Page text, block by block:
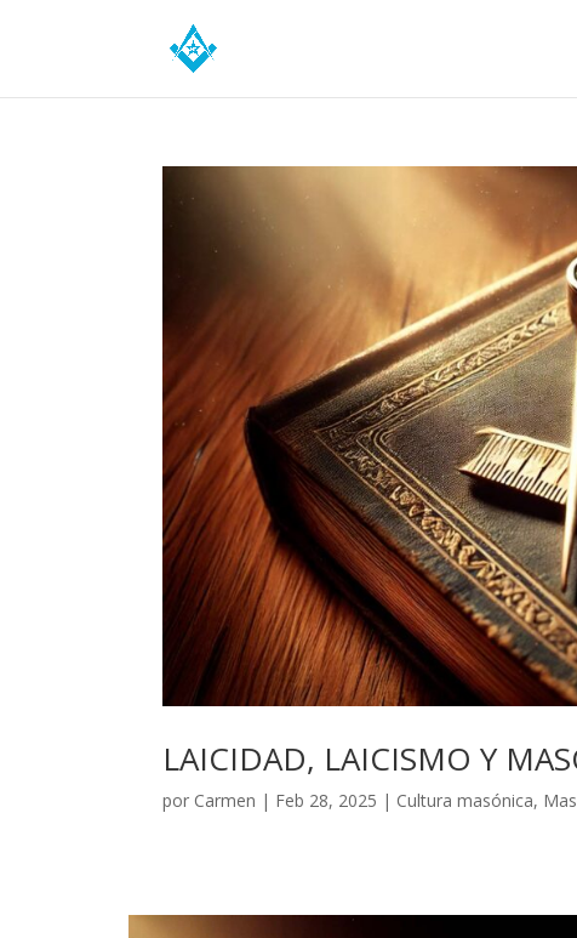
LAICIDAD, LAICISMO Y
por Carmen | Feb 28, 2025 | Cultura masónica,